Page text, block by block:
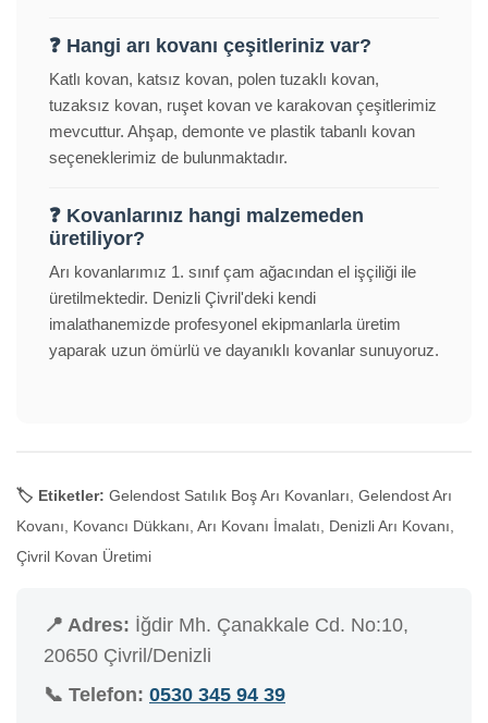
❓ Hangi arı kovanı çeşitleriniz var?
Katlı kovan, katsız kovan, polen tuzaklı kovan,
tuzaksız kovan, ruşet kovan ve karakovan çeşitlerimiz
mevcuttur. Ahşap, demonte ve plastik tabanlı kovan
seçeneklerimiz de bulunmaktadır.
❓ Kovanlarınız hangi malzemeden
üretiliyor?
Arı kovanlarımız 1. sınıf çam ağacından el işçiliği ile
üretilmektedir. Denizli Çivril'deki kendi
imalathanemizde profesyonel ekipmanlarla üretim
yaparak uzun ömürlü ve dayanıklı kovanlar sunuyoruz.
🏷️ Etiketler: Gelendost Satılık Boş Arı Kovanları, Gelendost Arı
Kovanı, Kovancı Dükkanı, Arı Kovanı İmalatı, Denizli Arı Kovanı,
Çivril Kovan Üretimi
📍 Adres: İğdir Mh. Çanakkale Cd. No:10,
20650 Çivril/Denizli
📞 Telefon: 0530 345 94 39